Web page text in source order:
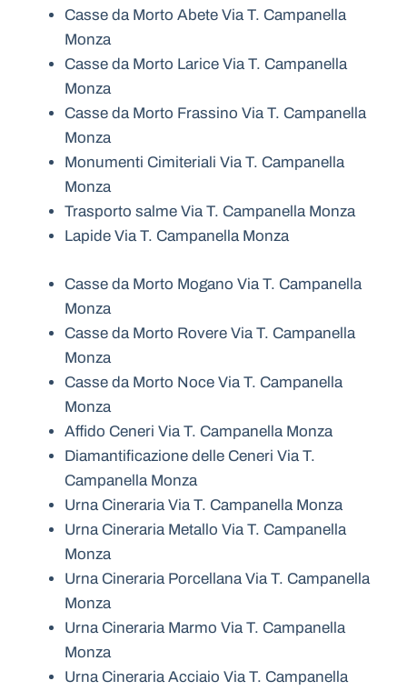
Casse da Morto Abete Via T. Campanella
Monza
Casse da Morto Larice Via T. Campanella
Monza
Casse da Morto Frassino Via T. Campanella
Monza
Monumenti Cimiteriali Via T. Campanella
Monza
Trasporto salme Via T. Campanella Monza
Lapide Via T. Campanella Monza
Casse da Morto Mogano Via T. Campanella
Monza
Casse da Morto Rovere Via T. Campanella
Monza
Casse da Morto Noce Via T. Campanella
Monza
Affido Ceneri Via T. Campanella Monza
Diamantificazione delle Ceneri Via T.
Campanella Monza
Urna Cineraria Via T. Campanella Monza
Urna Cineraria Metallo Via T. Campanella
Monza
Urna Cineraria Porcellana Via T. Campanella
Monza
Urna Cineraria Marmo Via T. Campanella
Monza
Urna Cineraria Acciaio Via T. Campanella